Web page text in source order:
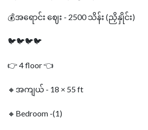
💰အရောင်း ဈေး - 2500 သိန်း (ညှိနှိုင်း)
🐦🐦🐦🐦
👉 4 floor 👈
🔸အကျယ် - 18 × 55 ft
🔸Bedroom -(1)